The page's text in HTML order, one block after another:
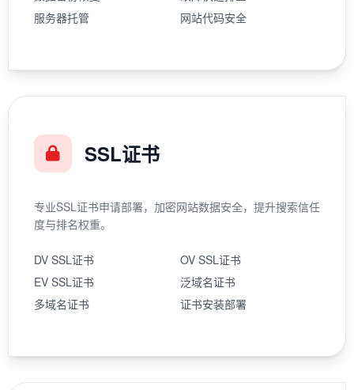
服务器托管
网站代码安全
SSL证书
专业SSL证书申请部署，加密网站数据安全，提升搜索信任
度与排名权重。
DV SSL证书
OV SSL证书
EV SSL证书
泛域名证书
多域名证书
证书安装部署